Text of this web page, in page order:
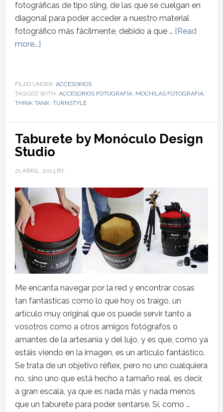
fotográficas de tipo sling, de las que se cuelgan en
diagonal para poder acceder a nuestro material
fotográfico más fácilmente, debido a que … [Read
more...]
FILED UNDER: ACCESORIOS
TAGGED WITH: ACCESORIOS FOTOGRAFÍA, MOCHILAS FOTOGRAFIA,
THINK TANK, TURNSTYLE
Taburete by Monóculo Design
Studio
21 ABRIL, 2013BY
Me encanta navegar por la red y encontrar cosas
tan fantásticas como lo que hoy os traigo, un
artículo muy original que os puede servir tanto a
vosotros como a otros amigos fotógrafos o
amantes de la artesanía y del lujo, y es que, como ya
estáis viendo en la imagen, es un artículo fantástico.
Se trata de un objetivo réflex, pero no uno cualquiera
no, sino uno que está hecho a tamaño real, es decir,
a gran escala, ya que es nada más y nada menos
que un taburete para poder sentarse. Sí, como …